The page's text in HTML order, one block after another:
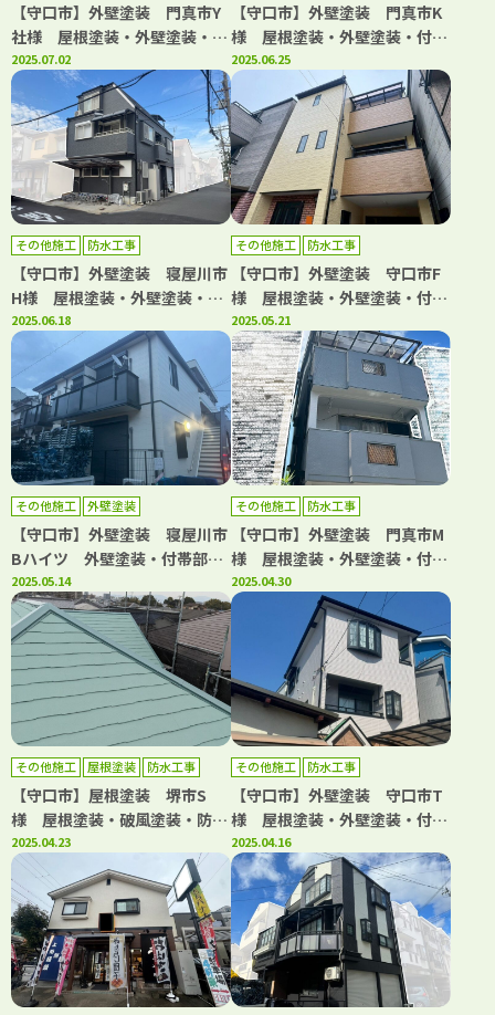
【守口市】外壁塗装 門真市Y
社様 屋根塗装・外壁塗装・付
帯部塗装 アビリティペイント
2025.07.02
【守口市】外壁塗装 門真市K
様 屋根塗装・外壁塗装・付帯
部塗装・防水工事 アビリティ
ペイント
2025.06.25
その他施工 防水工事
【守口市】外壁塗装 寝屋川市
H様 屋根塗装・外壁塗装・付
帯部塗装・シーリング工事・防
水工事 アビリティペイント
2025.06.18
その他施工 防水工事
【守口市】外壁塗装 守口市F
様 屋根塗装・外壁塗装・付帯
部塗装・シーリング工事・防水
工事 アビリティペイント
2025.05.21
その他施工 外壁塗装
【守口市】外壁塗装 寝屋川市
Bハイツ 外壁塗装・付帯部塗
装・シーリング工事 アビリテ
ィペイント
2025.05.14
その他施工 防水工事
【守口市】外壁塗装 門真市M
様 屋根塗装・外壁塗装・付帯
部塗装・防水工事 アビリティ
ペイント
2025.04.30
その他施工 屋根塗装 防水工事
【守口市】屋根塗装 堺市S
様 屋根塗装・破風塗装・防水
工事 アビリティペイント
2025.04.23
その他施工 防水工事
【守口市】外壁塗装 守口市T
様 屋根塗装・外壁塗装・付帯
部塗装・シーリング工事・防水
工事 アビリティペイント
2025.04.16